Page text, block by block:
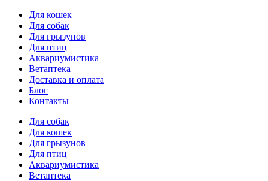
Для кошек
Для собак
Для грызунов
Для птиц
Аквариумистика
Ветаптека
Доставка и оплата
Блог
Контакты
Для собак
Для кошек
Для грызунов
Для птиц
Аквариумистика
Ветаптека